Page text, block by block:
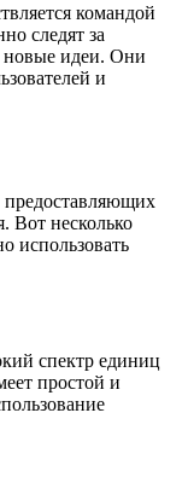
командой
следят за
новые идеи. Они
и
Вот несколько
использовать
спектр единиц
простой и